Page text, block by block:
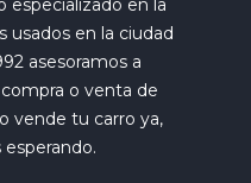
especializado en la
usados en la ciudad
asesoramos a
o venta de
vende tu carro ya,